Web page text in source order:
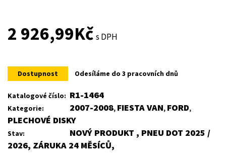
2 926,99Kč s DPH
Dostupnost Odesíláme do 3 pracovních dnů
Katalogové číslo: R1-1464
Kategorie: 2007-2008, FIESTA VAN, FORD,
PLECHOVÉ DISKY
Stav:
NOVÝ PRODUKT , PNEU DOT 2025 /
2026, ZÁRUKA 24 MĚSÍCŮ,